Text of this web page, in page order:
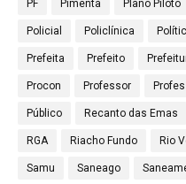
PF Pimenta Plano Piloto
Policial Policlínica
Prefeita Prefeito
Procon Professor
Público Recanto das Emas
RGA Riacho Fundo Rio
Samu Saneago